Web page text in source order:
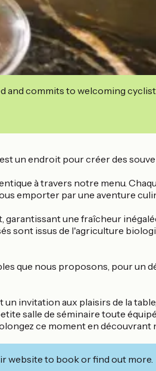
and commits to welcoming
un endroit pour créer des
à travers notre menu.
emporter par une aventure
garantissant une fraîcheur
sont issus de l'agriculture
que nous proposons, pour un
un invitation aux plaisirs de la
salle de séminaire toute
ce moment en
website to book or find out more.